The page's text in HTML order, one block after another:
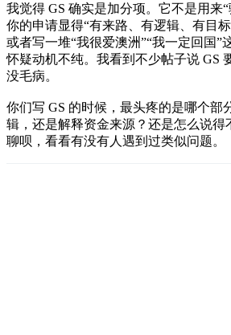
我觉得 GS 确实是加分项。它不是用来
你的申请显得“有来路、有逻辑、有目
或者写一堆“我很爱澳洲”“我一定回国”
怀疑动机不纯。我看到不少帖子说 GS
没毛病。
你们写 GS 的时候，最头疼的是哪个部
辑，还是解释资金来源？还是怎么说得
聊呗，看看有没有人遇到过类似问题。